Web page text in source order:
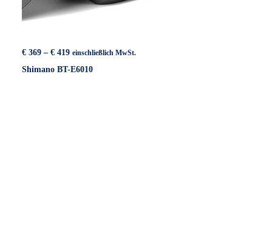
€ 369 – € 419Preisspanne:
bis
einschließlich MwSt.
Shimano BT-E6010